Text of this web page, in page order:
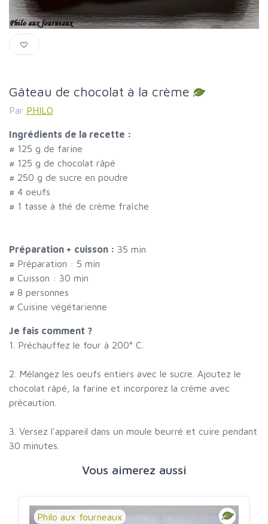
Gâteau de chocolat à la crème
Par PHILO
Ingrédients de la recette :
# 125 g de farine
# 125 g de chocolat râpé
# 250 g de sucre en poudre
# 4 oeufs
# 1 tasse à thé de crème fraîche
Préparation + cuisson : 35 min
# Préparation : 5 min
# Cuisson : 30 min
# 8 personnes
# Cuisine végétarienne
Je fais comment ?
1. Préchauffez le four à 200° C.
2. Mélangez les oeufs entiers avec le sucre. Ajoutez le
chocolat râpé, la farine et incorporez la crème avec
précaution.
3. Versez l'appareil dans un moule beurré et cuire pendant
30 minutes.
Vous aimerez aussi
Philo aux fourneaux